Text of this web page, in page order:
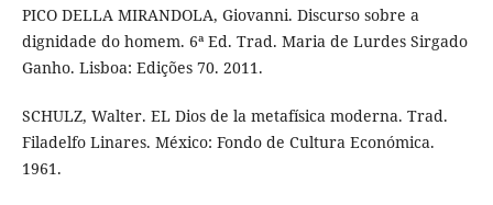
PICO DELLA MIRANDOLA, Giovanni. Discurso sobre a
dignidade do homem. 6ª Ed. Trad. Maria de Lurdes Sirgado
Ganho. Lisboa: Edições 70. 2011.
SCHULZ, Walter. EL Dios de la metafísica moderna. Trad.
Filadelfo Linares. México: Fondo de Cultura Económica.
1961.